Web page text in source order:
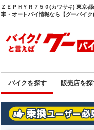
ＺＥＰＨＹＲ７５０(カワサキ) 東京
車・オートバイ情報なら【グーバイク
バイクを探す 販売店を探